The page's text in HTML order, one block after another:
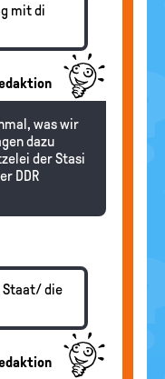
mit di
was wir
dazu
der Stasi
DDR
Staat/ die